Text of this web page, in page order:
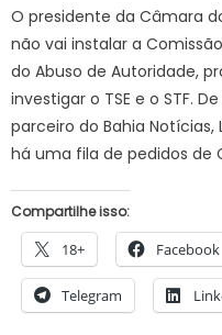
O presidente da Câmara
não vai instalar a
do Abuso de Autoridade,
investigar o TSE e o STF.
parceiro do Bahia
há uma fila de pedidos de
Compartilhe isso:
18+ Facebook
Telegram